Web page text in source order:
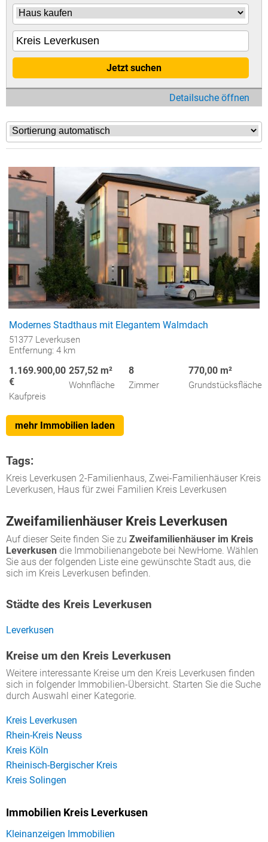
Jetzt suchen
Detailsuche öffnen
Modernes Stadthaus mit Elegantem Walmdach
51377 Leverkusen
Entfernung: 4 km
1.169.900,00
€
Kaufpreis
257,52 m²
Wohnfläche
8
Zimmer
770,00 m²
Grundstücksfläche
mehr Immobilien laden
Tags:
Kreis Leverkusen 2-Familienhaus, Zwei-Familienhäuser Kreis
Leverkusen, Haus für zwei Familien Kreis Leverkusen
Zweifamilienhäuser Kreis Leverkusen
Auf dieser Seite finden Sie zu Zweifamilienhäuser im Kreis
Leverkusen die Immobilienangebote bei NewHome. Wählen
Sie aus der folgenden Liste eine gewünschte Stadt aus, die
sich im Kreis Leverkusen befinden.
Städte des Kreis Leverkusen
Leverkusen
Kreise um den Kreis Leverkusen
Weitere interessante Kreise um den Kreis Leverkusen finden
sich in folgender Immobilien-Übersicht. Starten Sie die Suche
durch Auswahl einer Kategorie.
Kreis Leverkusen
Rhein-Kreis Neuss
Kreis Köln
Rheinisch-Bergischer Kreis
Kreis Solingen
Immobilien Kreis Leverkusen
Kleinanzeigen Immobilien